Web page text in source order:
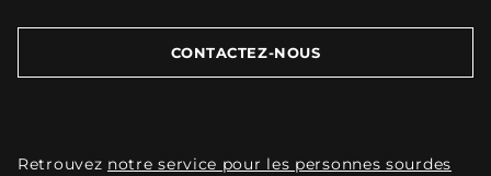
CONTACTEZ-NOUS
Retrouvez notre service pour les personnes sourdes